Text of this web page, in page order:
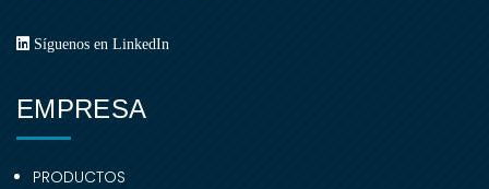
Síguenos en LinkedIn
EMPRESA
PRODUCTOS